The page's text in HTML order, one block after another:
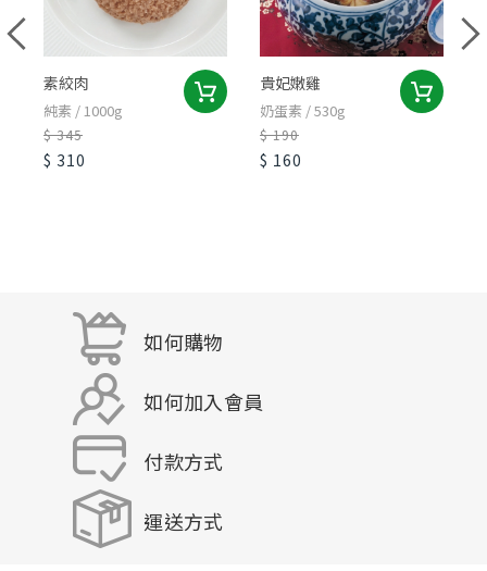
素絞肉
純素 / 1000g
$ 345
$ 310
貴妃嫩雞
奶蛋素 / 530g
$ 190
$ 160
如何購物
如何加入會員
付款方式
運送方式